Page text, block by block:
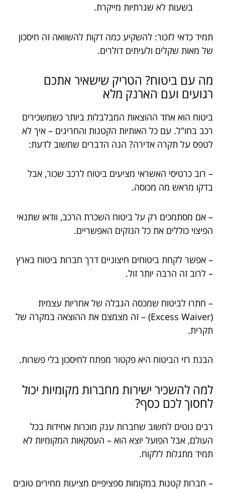
בשעות לא שגרתיות מייקרת.
תמיד כדאי לזכור: להשקיע כמה דקות להשוואה זה חיסכון
של מאות שקלים ולעיתים דולרים.
מה עם ביטוח? הטריק שישאיר אתכם
רגועים ועם הארנק מלא
ביטוח הוא אחד ההוצאות המבלבלות ביותר כשמשכירים
רכב בחו"ל. עם כל האותיות הקטנות והחריגים – איך לא
לטפס על תקרה אדירה? הנה הדברים שחשוב לדעת:
– רוב כרטיסי האשראי מציעים ביטוח לרכב שכור, אבל
בדקו מראש מה מכוסה.
– אם מסתמכים רק על ביטוח השכרת הרכב, וודאו שתנאי
הפיצוי כוללים את כל הנזקים האפשריים.
– אפשר לקחת ביטוחים חיצוניים דרך חברות ביטוח בארץ
– לרוב זה הרבה יותר זול.
– חתרו לביטוח שמכסה הגבלה של אחריות עצמית
(Excess Waiver) – זה מצמצם את ההוצאה במקרה של
תקרית.
הבנת רזי הביטוח היא פקטור מפתח לחיסכון בלי פשרות.
למה להשכיר ישירות מחברות מקומיות יכול
לחסוך לכם כסף?
רבים נוטים לחשוב שחברות ענק מוכרות אחידות בכל
העולם, אבל הפועל יוצא הוא – העסקאות המקומיות לא
תמיד מתגלות ללקוח.
– חברות קטנות במקומות ספציפיים מציעות מחירים טובים